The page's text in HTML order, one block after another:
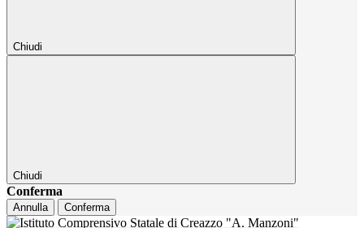
Chiudi
Chiudi
Conferma
Annulla Conferma